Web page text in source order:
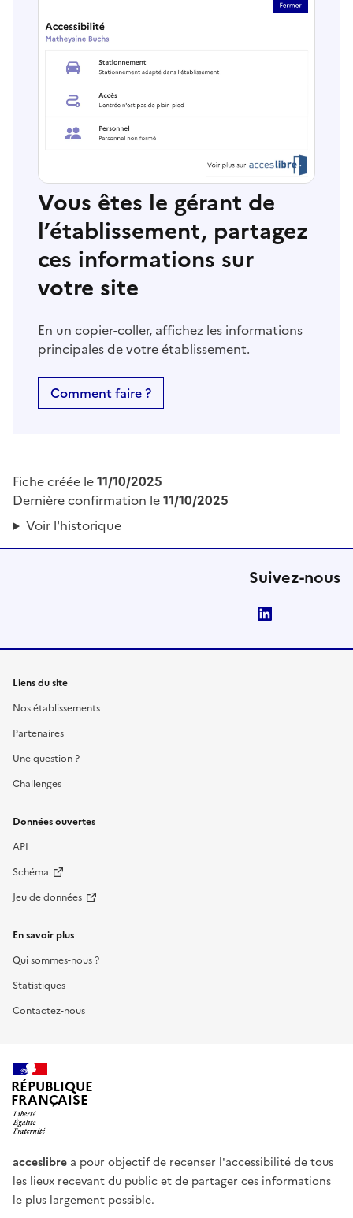
Vous êtes le gérant de
l’établissement, partagez
ces informations sur
votre site
En un copier-coller, affichez les informations
principales de votre établissement.
Comment faire ?
Fiche créée le11/10/2025
Dernière confirmation le11/10/2025
Voir l'historique
Suivez-nous
Liens du site
Nos établissements
Partenaires
Une question ?
Challenges
Données ouvertes
API
Schéma
Jeu de données
En savoir plus
Qui sommes-nous ?
Statistiques
Contactez-nous
RÉPUBLIQUE
FRANÇAISE
acceslibre a pour objectif de recenser l'accessibilité de tous
les lieux recevant du public et de partager ces informations
le plus largement possible.